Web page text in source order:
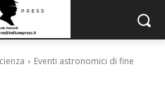
Eventi astronomici di fine